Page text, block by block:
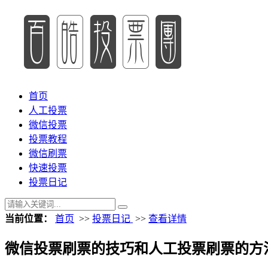
首页
人工投票
微信投票
投票教程
微信刷票
快速投票
投票日记
当前位置： 首页 >> 投票日记 >> 查看详情
微信投票刷票的技巧和人工投票刷票的方